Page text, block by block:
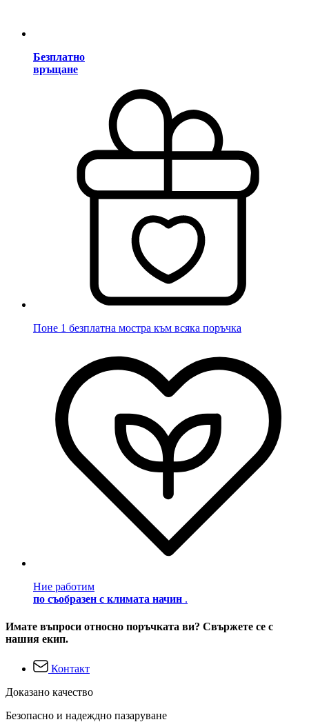
Безплатно
връщане
Поне 1 безплатна мостра към всяка поръчка
Ние работим
по съобразен с климата начин .
Имате въпроси относно поръчката ви? Свържете се с
нашия екип.
Контакт
Доказано качество
Безопасно и надеждно пазаруване